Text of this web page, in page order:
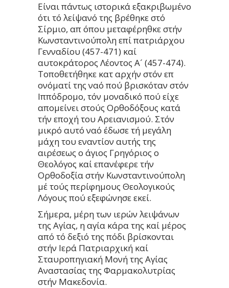
Είναι πάντως ιστορικά εξακριβωμένο
ότι τό λείψανό της βρέθηκε στό
Σίρμιο, απ όπου μεταφέρηθκε στήν
Κωνσταντινούπολη επί πατριάρχου
Γενναδίου (457-471) καί
αυτοκράτορος Λέοντος Α´ (457-474).
Τοποθετήθηκε κατ αρχήν στόν επ
ονόματί της ναό πού βρισκόταν στόν
Ιππόδρομο, τόν μοναδικό πού είχε
απομείνει στούς Ορθοδόξους κατά
τήν εποχή του Αρειανισμού. Στόν
μικρό αυτό ναό έδωσε τή μεγάλη
μάχη του εναντίον αυτής της
αιρέσεως ο άγιος Γρηγόριος ο
Θεολόγος καί επανέφερε τήν
Ορθοδοξία στήν Κωνσταντινούπολη
μέ τούς περίφημους Θεολογικούς
Λόγους πού εξεφώνησε εκεί.
Σήμερα, μέρη των ιερών λειψάνων
της Αγίας, η αγία κάρα της καί μέρος
από τό δεξιό της πόδι βρίσκονται
στήν Ιερά Πατριαρχική καί
Σταυροπηγιακή Μονή της Αγίας
Αναστασίας της Φαρμακολυτρίας
στήν Μακεδονία.